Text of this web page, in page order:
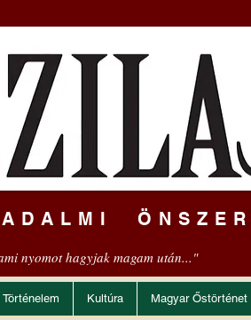
nyomot hagyjak magam után..."
Történelem Kultúra Magyar Őstörténet